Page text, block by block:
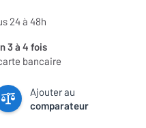
24 à 48h
3 à 4 fois
bancaire
Ajouter au
comparateur